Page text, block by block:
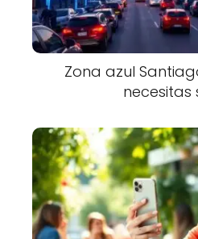
Zona azul
necesitas